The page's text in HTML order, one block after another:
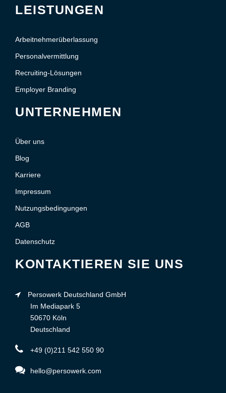
LEISTUNGEN
Arbeitnehmerüberlassung
Personalvermittlung
Recruiting-Lösungen
Employer Branding
UNTERNEHMEN
Über uns
Blog
Karriere
Impressum
Nutzungsbedingungen
AGB
Datenschutz
KONTAKTIEREN SIE UNS
Persowerk Deutschland GmbH
Im Mediapark 5
50670 Köln
Deutschland
+49 (0)211 542 550 90
hello@persowerk.com